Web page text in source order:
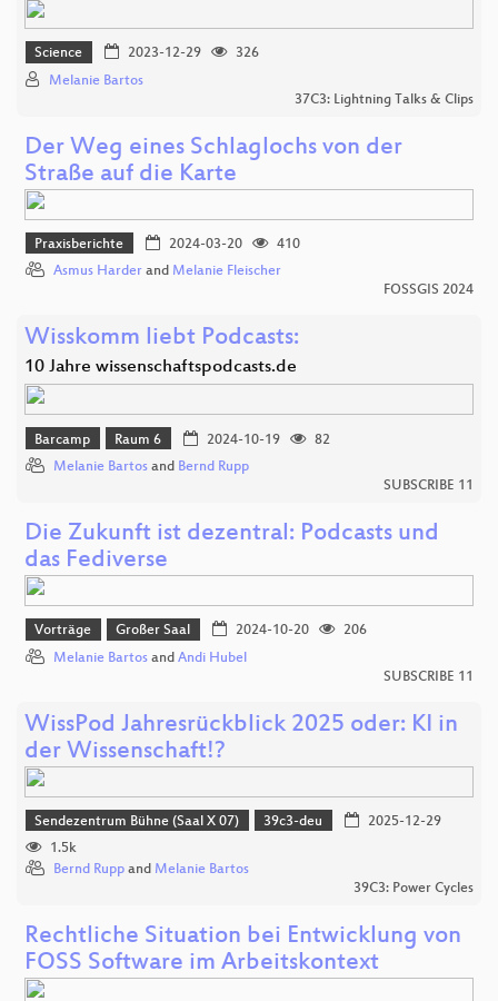
Science 2023-12-29
326
Melanie Bartos
37C3: Lightning Talks & Clips
Der Weg eines Schlaglochs von der
Straße auf die Karte
Praxisberichte 2024-03-20
410
Asmus Harder and Melanie Fleischer
FOSSGIS 2024
Wisskomm liebt Podcasts:
10 Jahre wissenschaftspodcasts.de
Barcamp Raum 6 2024-10-19
82
Melanie Bartos and Bernd Rupp
SUBSCRIBE 11
Die Zukunft ist dezentral: Podcasts und
das Fediverse
Vorträge Großer Saal 2024-10-20
206
Melanie Bartos and Andi Hubel
SUBSCRIBE 11
​WissPod Jahresrückblick 2025 oder: KI in
der Wissenschaft!?
Sendezentrum Bühne (Saal X 07) 39c3-deu
2025-12-29
1.5k
Bernd Rupp and Melanie Bartos
39C3: Power Cycles
Rechtliche Situation bei Entwicklung von
FOSS Software im Arbeitskontext